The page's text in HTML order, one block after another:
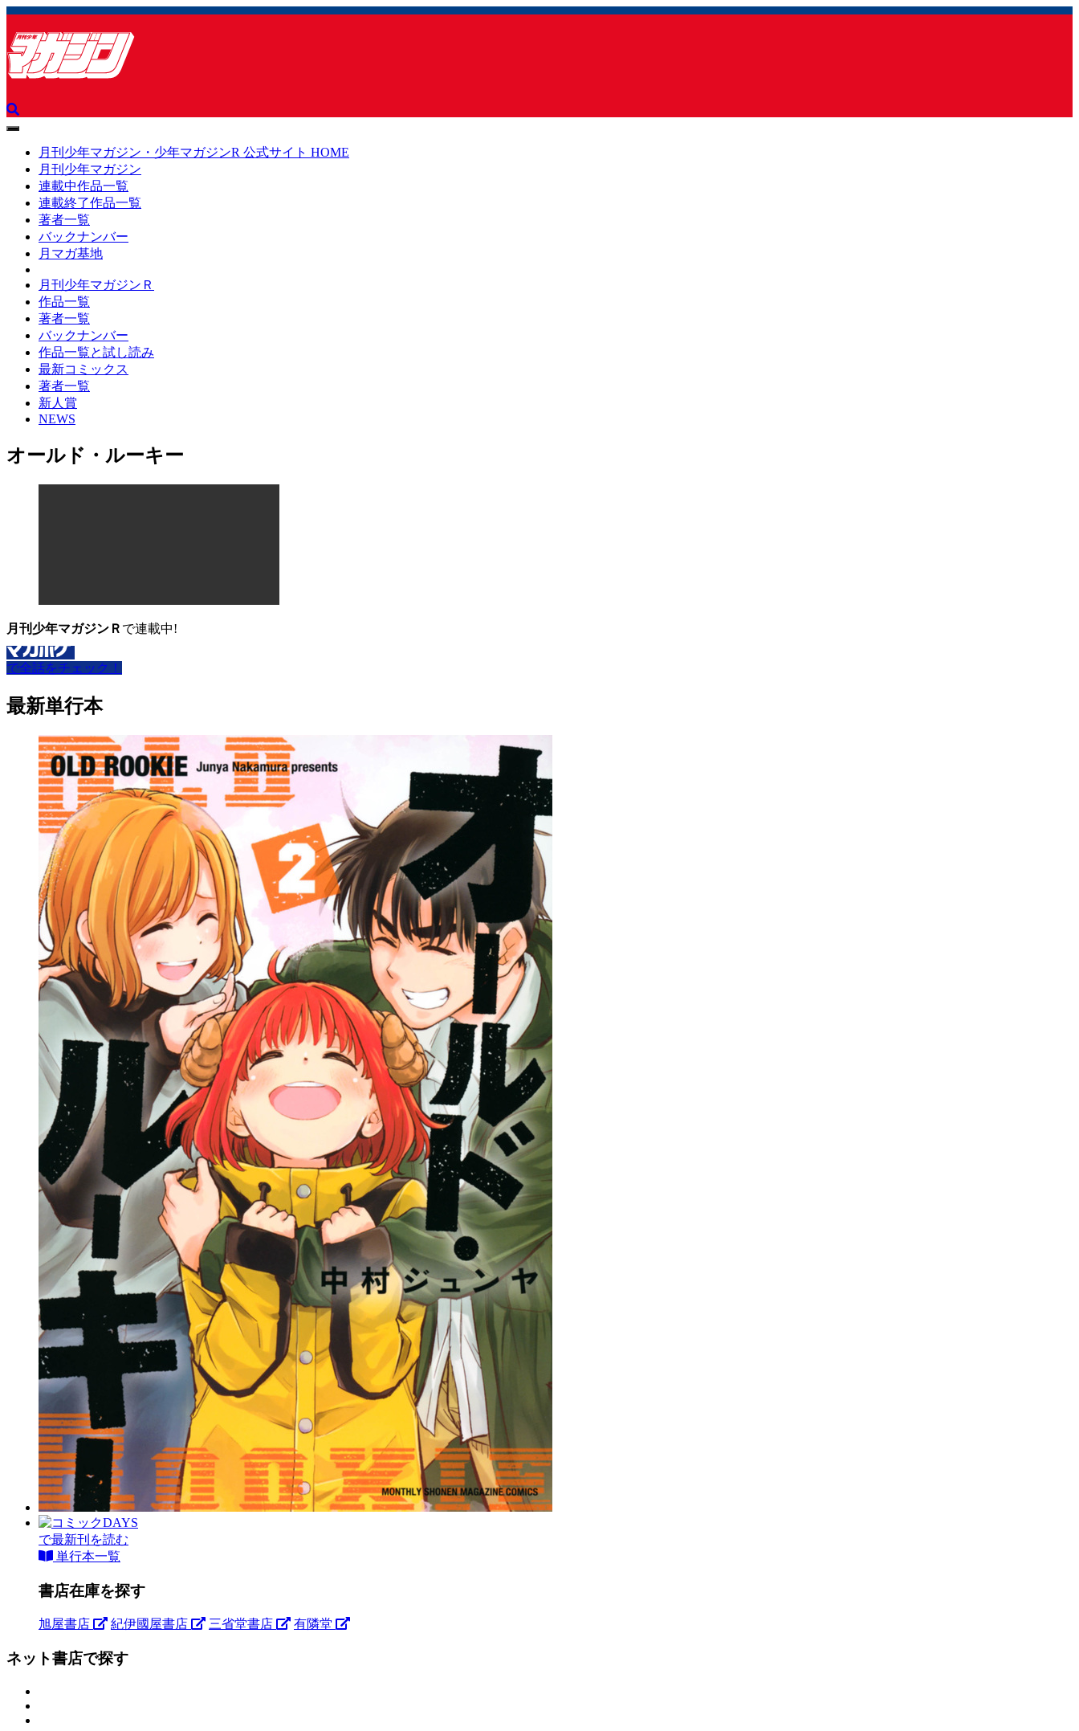
toggle
navigation月刊少年マガジン・少年マガジンR 公式サイト HOME
月刊少年マガジン
連載中作品一覧
連載終了作品一覧
著者一覧
バックナンバー
月マガ基地
月刊少年マガジンＲ
作品一覧
著者一覧
バックナンバー
作品一覧と試し読み
最新コミックス
著者一覧
新人賞
NEWS
オールド・ルーキー
月刊少年マガジンＲ で連載中!
で全話をチェック！
最新単行本
で最新刊を読む
単行本一覧
書店在庫を探す
旭屋書店 紀伊國屋書店 三省堂書店 有隣堂
ネット書店で探す